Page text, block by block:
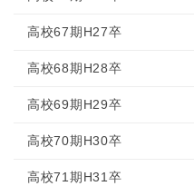
高校67期H27卒
高校68期H28卒
高校69期H29卒
高校70期H30卒
高校71期H31卒